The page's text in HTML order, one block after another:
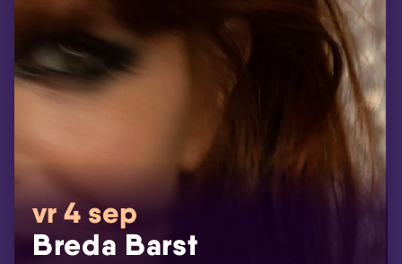
vr 4 sep
Breda Barst